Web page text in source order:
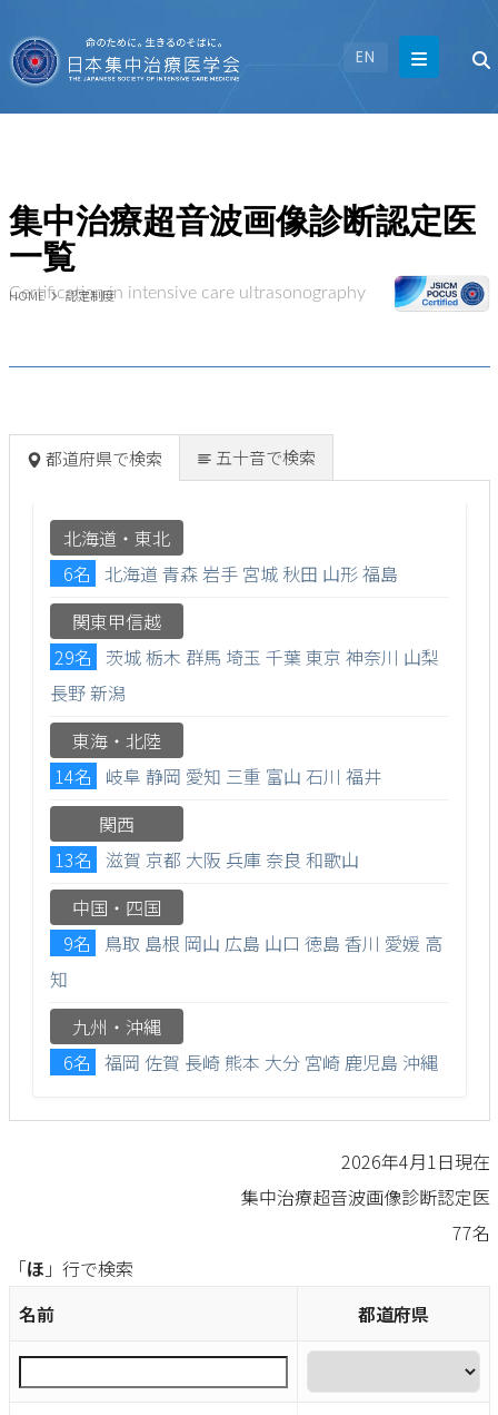
EN
HOME 認定制度
集中治療超音波画像診断認定医
一覧
Certification in intensive care ultrasonography
都道府県で検索 五十音で検索
北海道・東北
6名 北海道 青森岩手 宮城 秋田 山形福島
関東甲信越
29名
茨城栃木 群馬 埼玉 千葉 東京 神奈川 山梨
長野新潟
東海・北陸
14名
岐阜 静岡 愛知 三重 富山 石川 福井
関西
13名 滋賀 京都 大阪 兵庫 奈良 和歌山
中国・四国
9名
鳥取 島根 岡山 広島 山口 徳島 香川 愛媛 高
知
九州・沖縄
6名 福岡 佐賀 長崎熊本 大分 宮崎 鹿児島 沖縄
2026年4月1日現在
集中治療超音波画像診断認定医
77名
「ほ 」行で検索
名前
都道府県